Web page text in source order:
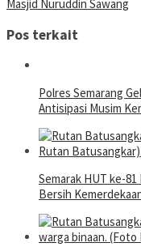
Masjid Nuruddin Sawang
Pos terkait
Polres Semarang
Antisipasi Musim
Semarak HUT ke-
Bersih